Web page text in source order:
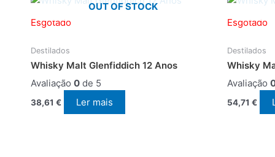
OUT OF STOCK
Esgotado
Destilados
Whisky Malt Glenfiddich 12 Anos
Avaliação 0 de 5
38,61 € Ler mais
Esgotado
Destilados
Whisky
Avaliação
54,71 €